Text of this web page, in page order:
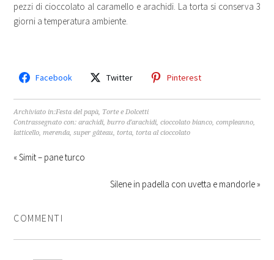
pezzi di cioccolato al caramello e arachidi. La torta si conserva 3
giorni a temperatura ambiente.
Facebook Twitter Pinterest
Archiviato in:Festa del papà, Torte e Dolcetti
Contrassegnato con:arachidi,burro d'arachidi,cioccolato bianco,compleanno,
latticello,merenda,super gâteau, torta, torta al cioccolato
« Simit – pane turco
Silene in padella con uvetta e mandorle »
COMMENTI